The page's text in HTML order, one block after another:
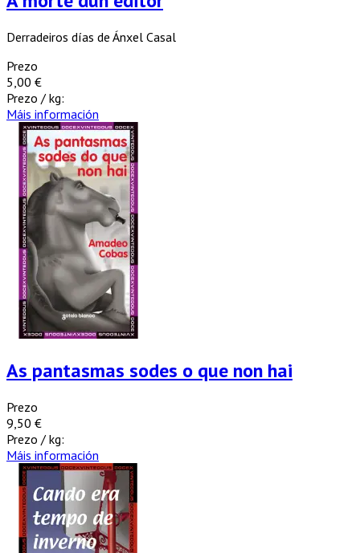
Derradeiros días de Ánxel Casal
Prezo
5,00 €
Prezo / kg:
Máis información
As pantasmas sodes o que non hai
Prezo
9,50 €
Prezo / kg:
Máis información